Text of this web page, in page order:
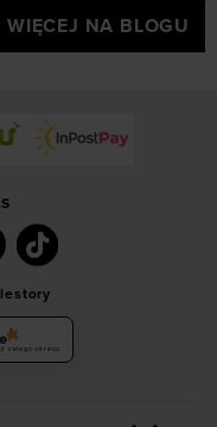
WIĘCEJ NA BLOGU
z całego okresu